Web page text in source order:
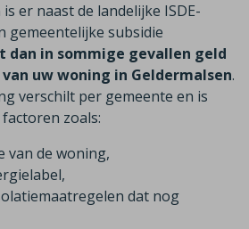
er naast de landelijke ISDE-
gemeentelijke subsidie
dan in sommige gevallen geld
uw woning in Geldermalsen.
verschilt per gemeente en is
zoals:
van de woning,
dat nog